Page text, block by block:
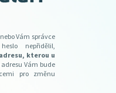
Vám správce
nepřidělil,
kterou u
Vám bude
pro změnu